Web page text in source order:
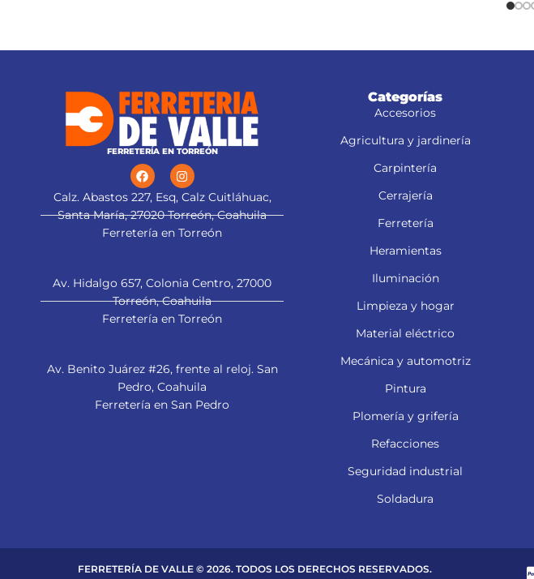
FERRETERÍA EN TORREÓN
Calz. Abastos 227, Esq, Calz Cuitláhuac,
Santa María, 27020 Torreón, Coahuila
Ferretería en Torreón
Av. Hidalgo 657, Colonia Centro, 27000
Torreón, Coahuila
Ferretería en Torreón
Av. Benito Juárez #26, frente al reloj. San
Pedro, Coahuila
Ferretería en San Pedro
Categorías
Accesorios
Agricultura y jardinería
Carpintería
Cerrajería
Ferretería
Heramientas
Iluminación
Limpieza y hogar
Material eléctrico
Mecánica y automotriz
Pintura
Plomería y grifería
Refacciones
Seguridad industrial
Soldadura
FERRETERÍA DE VALLE © 2026. TODOS LOS DERECHOS RESERVADOS.